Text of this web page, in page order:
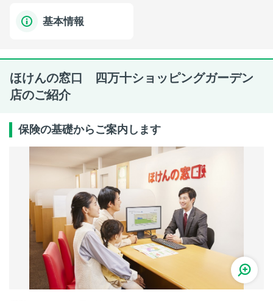
基本情報
ほけんの窓口 四万十ショッピングガーデン
店のご紹介
保険の基礎からご案内します